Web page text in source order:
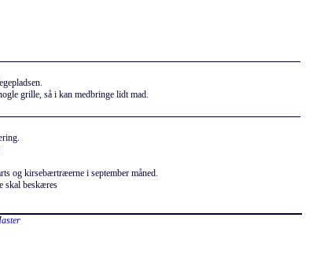
grille, så i kan medbringe lidt mad.
og kirsebærtræerne i september måned.
skal beskæres